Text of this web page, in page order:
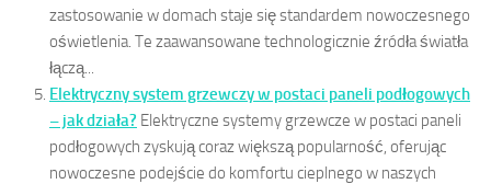
zastosowanie w domach staje się standardem nowoczesnego
oświetlenia. Te zaawansowane technologicznie źródła światła
łączą...
Elektryczny system grzewczy w postaci paneli podłogowych
– jak działa? Elektryczne systemy grzewcze w postaci paneli
podłogowych zyskują coraz większą popularność, oferując
nowoczesne podejście do komfortu cieplnego w naszych